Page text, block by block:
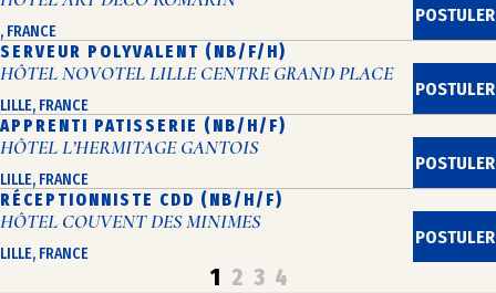
, FRANCE
POSTULER
SERVEUR POLYVALENT (NB/F/H)
HÔTEL NOVOTEL LILLE CENTRE GRAND PLACE
LILLE, FRANCE
POSTULER
APPRENTI PATISSERIE (NB/H/F)
HÔTEL L’HERMITAGE GANTOIS
LILLE, FRANCE
POSTULER
RÉCEPTIONNISTE CDD (NB/H/F)
HÔTEL COUVENT DES MINIMES
LILLE, FRANCE
POSTULER
1 2 3 4